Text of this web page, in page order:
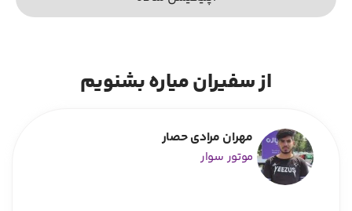
از سفیران میاره بشنویم
مهران مرادی حصار
موتور سوار